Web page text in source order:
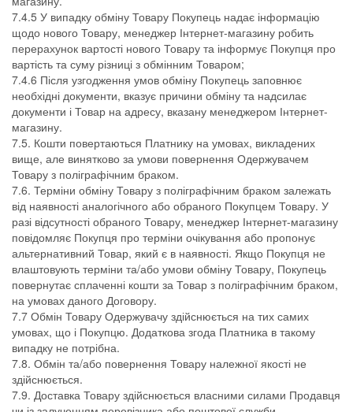
7.4.5 У випадку обміну Товару Покупець надає інформацію
щодо нового Товару, менеджер Інтернет-магазину робить
перерахунок вартості нового Товару та інформує Покупця про
вартість та суму різниці з обмінним Товаром;
7.4.6 Після узгодження умов обміну Покупець заповнює
необхідні документи, вказує причини обміну та надсилає
документи і Товар на адресу, вказану менеджером Інтернет-
магазину.
7.5. Кошти повертаються Платнику на умовах, викладених
вище, але винятково за умови повернення Одержувачем
Товару з поліграфічним браком.
7.6. Терміни обміну Товару з поліграфічним браком залежать
від наявності аналогічного або обраного Покупцем Товару. У
разі відсутності обраного Товару, менеджер Інтернет-магазину
повідомляє Покупця про терміни очікування або пропонує
альтернативний Товар, який є в наявності. Якщо Покупця не
влаштовують терміни та/або умови обміну Товару, Покупець
повернутає сплаченні кошти за Товар з поліграфічним браком,
на умовах даного Договору.
7.7 Обмін Товару Одержувачу здійснюється на тих самих
умовах, що і Покупцю. Додаткова згода Платника в такому
випадку не потрібна.
7.8. Обмін та/або повернення Товару належної якості не
здійснюється.
7.9. Доставка Товару здійснюється власними силами Продавця